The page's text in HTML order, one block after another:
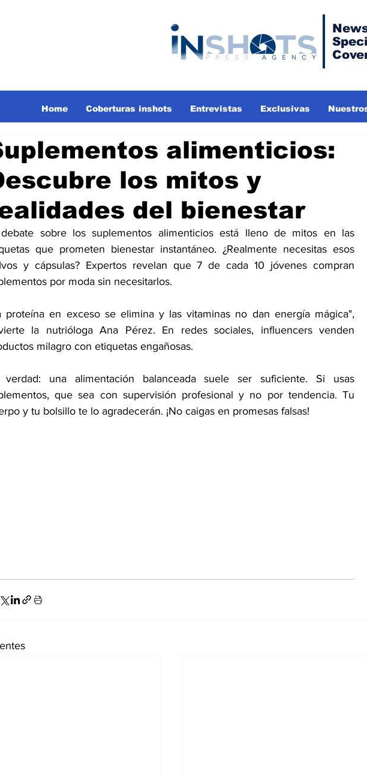
Home Coberturas inshots Entrevistas Exclusivas
alimenticios:
los mitos y
del bienestar
sobre los suplementos alimenticios está lleno de mitos en las
que prometen bienestar instantáneo. ¿Realmente necesitas esos
y cápsulas? Expertos revelan que 7 de cada 10 jóvenes compran
por moda sin necesitarlos.
proteína en exceso se elimina y las vitaminas no dan energía mágica",
la nutrióloga Ana Pérez. En redes sociales, influencers venden
milagro con etiquetas engañosas.
verdad: una alimentación balanceada suele ser suficiente. Si usas
que sea con supervisión profesional y no por tendencia. Tu
y tu bolsillo te lo agradecerán. ¡No caigas en promesas falsas!